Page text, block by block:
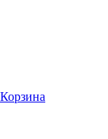
Корзина